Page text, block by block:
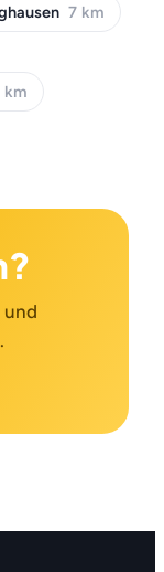
7 km
km
und